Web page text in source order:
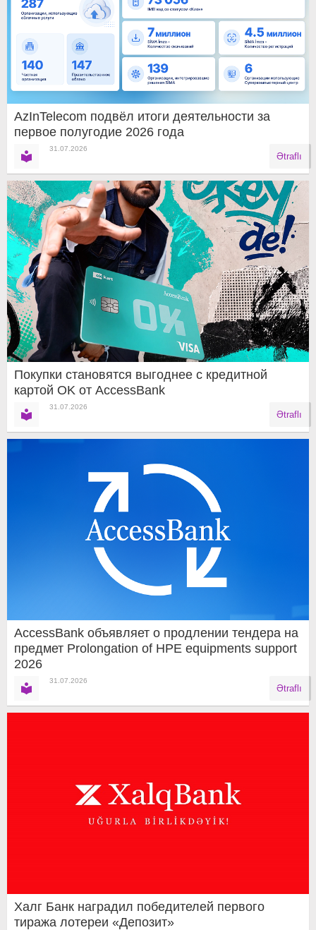
AzInTelecom подвёл итоги деятельности за
первое полугодие 2026 года
31.07.2026
Ətraflı
Покупки становятся выгоднее с кредитной
картой OK от AccessBank
31.07.2026
Ətraflı
AccessBank объявляет о продлении тендера на
предмет Prolongation of HPE equipments support
2026
31.07.2026
Ətraflı
Халг Банк наградил победителей первого
тиража лотереи «Депозит»